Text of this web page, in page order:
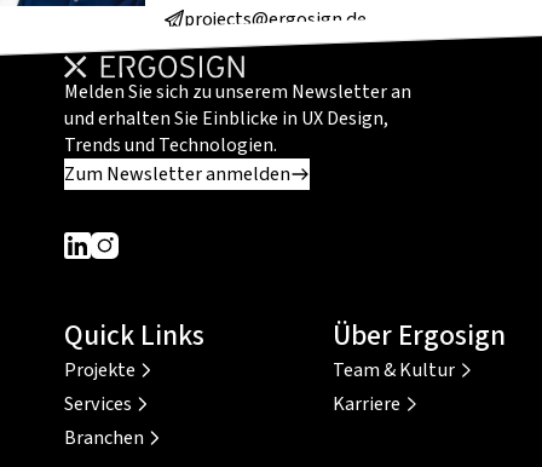
projects@ergosign.de
Melden Sie sich zu unserem Newsletter an
und erhalten Sie Einblicke in UX Design,
Trends und Technologien.
Zum Newsletter anmelden
Dieser Link führt zu einer externen Seite
Dieser Link führt zu einer externen Seite
Quick Links
Projekte
Services
Branchen
Über Ergosign
Team & Kultur
Karriere